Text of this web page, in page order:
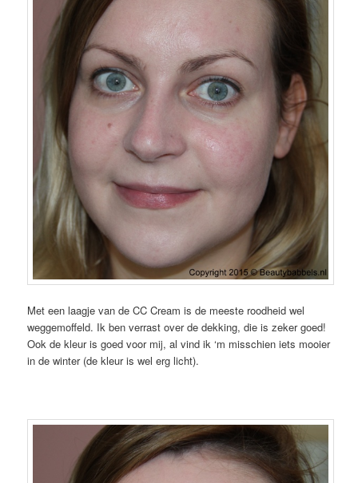
Met een laagje van de CC Cream is de meeste roodheid wel
weggemoffeld. Ik ben verrast over de dekking, die is zeker goed!
Ook de kleur is goed voor mij, al vind ik ‘m misschien iets mooier
in de winter (de kleur is wel erg licht).